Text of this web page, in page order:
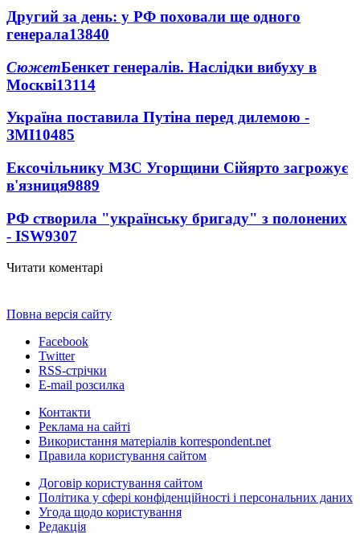
Другий за день: у РФ поховали ще одного
генерала13840
СюжетБенкет генералів. Наслідки вибуху в
Москві13114
Україна поставила Путіна перед дилемою -
ЗМІ10485
Ексочільнику МЗС Угорщини Сійярто загрожує
в'язниця9889
РФ створила "українську бригаду" з полонених
- ISW9307
Читати коментарі
Повна версія сайту
Facebook
Twitter
RSS-стрічки
E-mail розсилка
Контакти
Реклама на сайті
Використання матеріалів korrespondent.net
Правила користування сайтом
Договір користування сайтом
Політика у сфері конфіденційності і персональних даних
Угода щодо користування
Редакція